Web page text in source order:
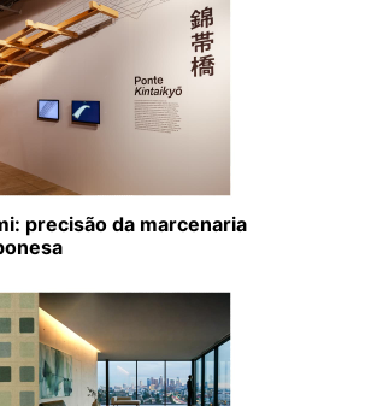
precisão da marcenaria